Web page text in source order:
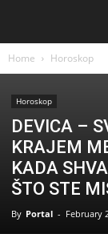
Home Horoskop
Horoskop
DEVICA –
KRAJEM
KADA
ŠTO STE
By Portal - February